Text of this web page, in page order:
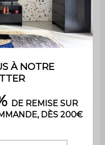
Bois de pin,
revêtement papier
2 panneaux striés, 2
L 110 x P 40 x H 185
cm
30 cm de profondeur